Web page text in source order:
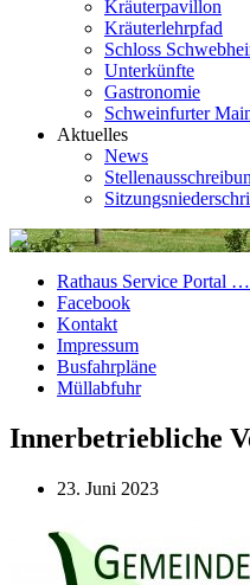
Kräuterpavillon
Kräuterlehrpfad
Schloss
Unterkünfte
Gastronomie
Schweinfurter
Aktuelles
News
Rathaus Service Portal
Facebook
Kontakt
Impressum
Busfahrpläne
Müllabfuhr
Innerbetriebliche
23. Juni 2023